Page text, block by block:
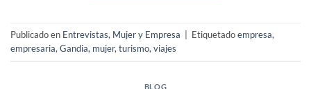
Publicado en Entrevistas, Mujer y Empresa Etiquetadoempresa,
empresaria, Gandia, mujer, turismo, viajes
BLOG